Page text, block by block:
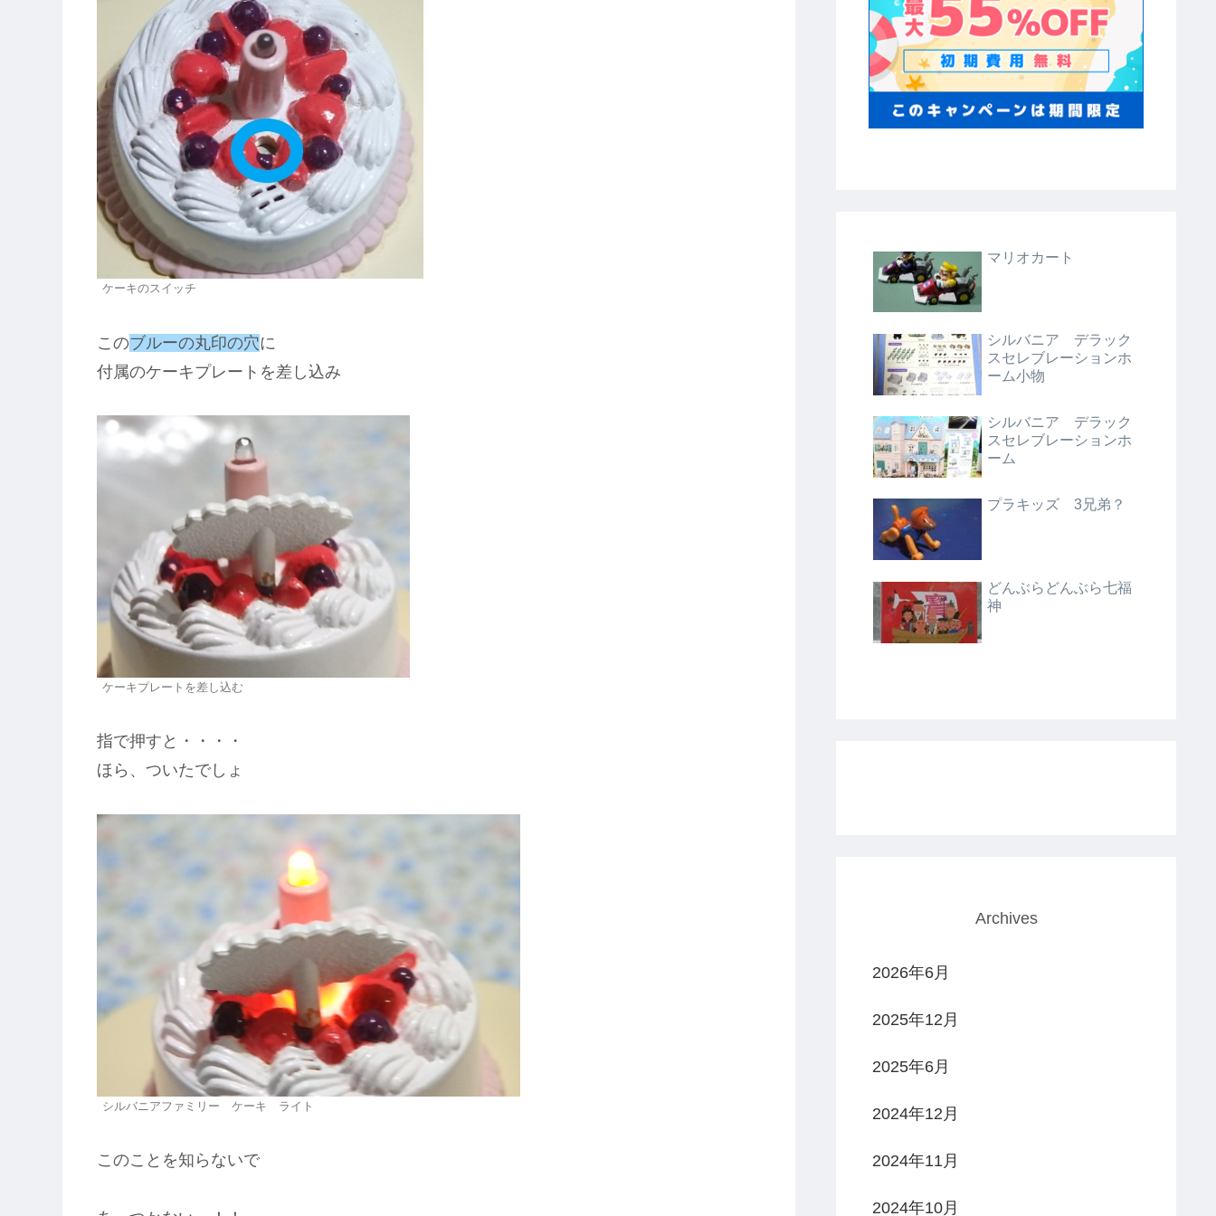
ケーキのスイッチ
このブルーの丸印の穴に
付属のケーキプレートを差し込み
ケーキプレートを差し込む
指で押すと・・・・
ほら、ついたでしょ
シルバニアファミリー ケーキ ライト
このことを知らないで
マリオカート
シルバニア デラック
スセレブレーションホ
ーム小物
シルバニア デラック
スセレブレーションホ
ーム
プラキッズ 3兄弟？
どんぶらどんぶら七福
神
Archives
2026年6月
2025年12月
2025年6月
2024年12月
2024年11月
2024年10月